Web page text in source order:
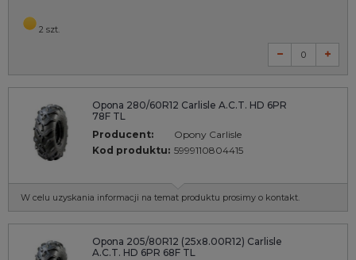
2 szt.
Opona 280/60R12 Carlisle A.C.T. HD 6PR
78F TL
Producent:
Opony Carlisle
Kod produktu: 5999110804415
W celu uzyskania informacji na temat produktu prosimy o kontakt.
Opona 205/80R12 (25x8.00R12) Carlisle
A.C.T. HD 6PR 68F TL